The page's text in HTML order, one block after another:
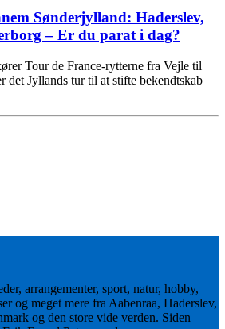
Sønderjylland: Haderslev,
– Er du parat i dag?
Tour de France-rytterne fra Vejle til
det Jyllands tur til at stifte bekendtskab
arrangementer, sport, natur, hobby,
og meget mere fra Aabenraa, Haderslev,
og den store vide verden. Siden